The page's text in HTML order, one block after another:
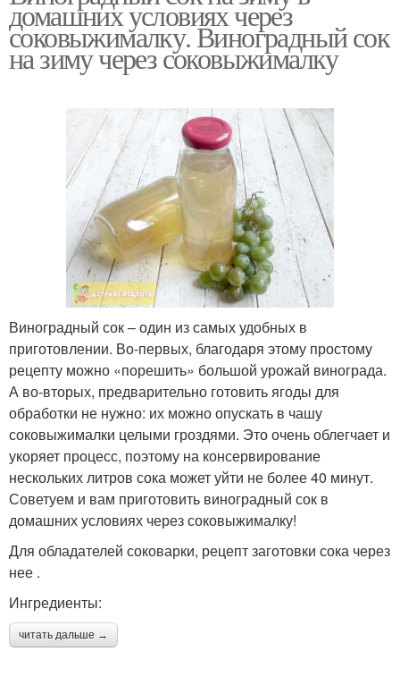
домашних условиях через
соковыжималку. Виноградный сок
на зиму через соковыжималку
Виноградный сок – один из самых удобных в
приготовлении. Во-первых, благодаря этому простому
рецепту можно «порешить» большой урожай винограда.
А во-вторых, предварительно готовить ягоды для
обработки не нужно: их можно опускать в чашу
соковыжималки целыми гроздями. Это очень облегчает и
укоряет процесс, поэтому на консервирование
нескольких литров сока может уйти не более 40 минут.
Советуем и вам приготовить виноградный сок в
домашних условиях через соковыжималку!
Для обладателей соковарки, рецепт заготовки сока через
нее .
Ингредиенты:
читать дальше →